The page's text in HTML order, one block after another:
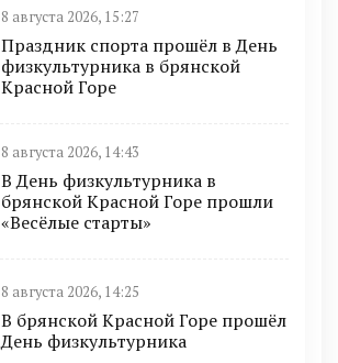
8 августа 2026, 15:27
Праздник спорта прошёл в День
физкультурника в брянской
Красной Горе
8 августа 2026, 14:43
В День физкультурника в
брянской Красной Горе прошли
«Весёлые старты»
8 августа 2026, 14:25
В брянской Красной Горе прошёл
День физкультурника